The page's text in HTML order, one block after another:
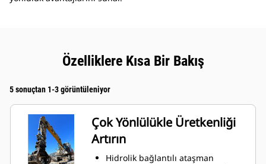
Özelliklere Kısa Bir Bakış
5 sonuçtan 1-3 görüntüleniyor
Çok Yönlülükle Üretkenliği
Artırın
Hidrolik bağlantılı ataşman